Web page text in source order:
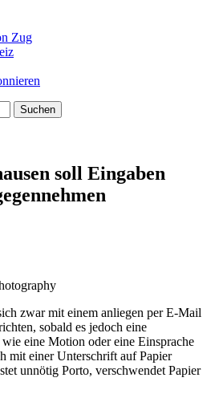
Zug
soll Eingaben
zwar mit einem anliegen per E-Mail
sobald es jedoch eine
eine Motion oder eine Einsprache
mit einer Unterschrift auf Papier
unnötig Porto, verschwendet Papier